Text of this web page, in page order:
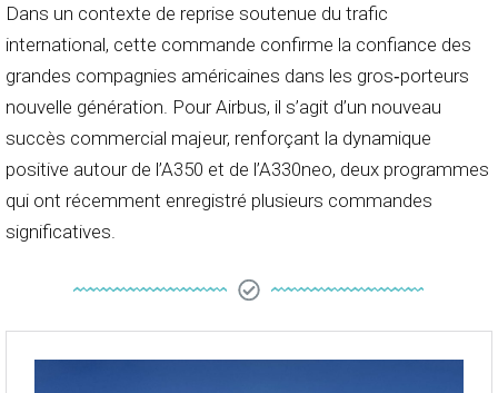
Dans un contexte de reprise soutenue du trafic
international, cette commande confirme la confiance des
grandes compagnies américaines dans les gros‑porteurs
nouvelle génération. Pour Airbus, il s’agit d’un nouveau
succès commercial majeur, renforçant la dynamique
positive autour de l’A350 et de l’A330neo, deux programmes
qui ont récemment enregistré plusieurs commandes
significatives.